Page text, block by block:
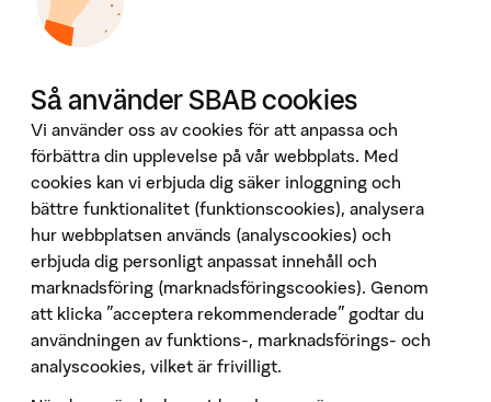
Booli Pro
Developer Portal
Ladda ner vår app
App Store
Google Play
Följ oss på sociala medier
Så använder SBAB cookies
Vi använder oss av cookies för att anpassa och
förbättra din upplevelse på vår webbplats. Med
cookies kan vi erbjuda dig säker inloggning och
bättre funktionalitet (funktionscookies), analysera
hur webbplatsen används (analyscookies) och
erbjuda dig personligt anpassat innehåll och
marknadsföring (marknadsföringscookies). Genom
att klicka "acceptera rekommenderade" godtar du
användningen av funktions-, marknadsförings- och
analyscookies, vilket är frivilligt.